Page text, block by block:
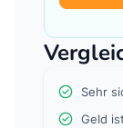
Sehr
Geld